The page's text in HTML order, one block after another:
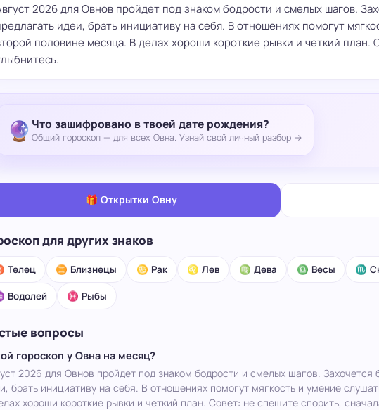
2026 для Овнов пройдет под знаком бодрости и смелых шагов.
идеи, брать инициативу на себя. В отношениях помогут
половине месяца. В делах хороши короткие рывки и четкий план.
🔮 Что зашифровано в твоей дате рождения?
Общий гороскоп — для всех Овна. Узнай свой личный разбор →
🎁 Открытки Овну
для других знаков
Телец ♊ Близнецы ♋ Рак ♌ Лев ♍ Дева ♎ Весы ♏
Водолей ♓ Рыбы
вопросы
гороскоп у Овна на месяц?
2026 для Овнов пройдет под знаком бодрости и смелых шагов. Захочется
брать инициативу на себя. В отношениях помогут мягкость и умение
хороши короткие рывки и четкий план. Совет: не спешите спорить,